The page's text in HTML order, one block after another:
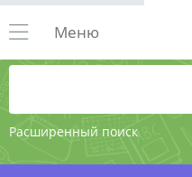
Расширенный поиск
Меню